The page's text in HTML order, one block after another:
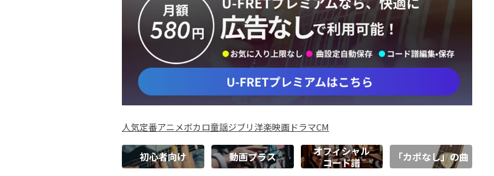
人気定番アニメボカロ童謡ジブリ洋楽映画ドラマCM
初心者向け 動画プラス
オフィシャル
コード譜
「カポなし」の曲